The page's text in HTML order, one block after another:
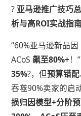
? ​亚马逊推广技巧
析与高ROI实战指
“60%亚马逊新品因 ​
ACoS ​​飙至80%+​！
35%​​?，但​​预算错配​
吞噬90%卖家的启
损归因模型+分阶